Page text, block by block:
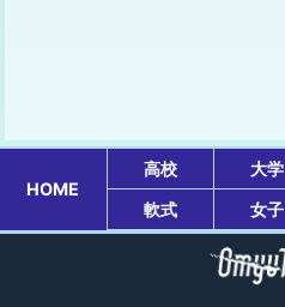
HOME
高校 大学
軟式
女子